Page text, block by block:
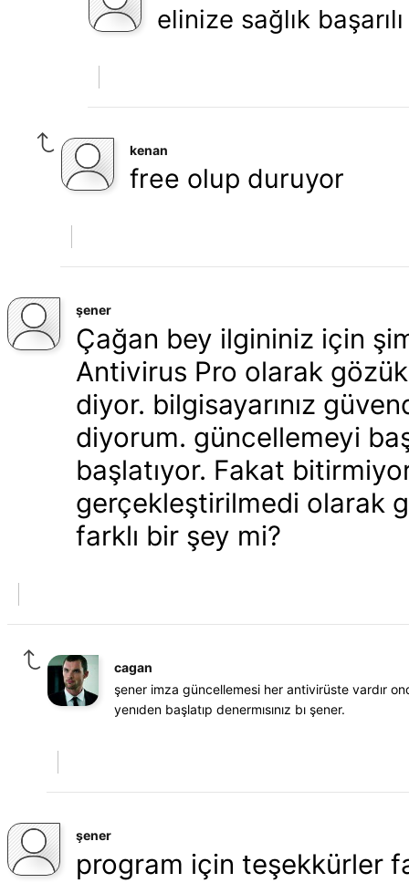
elinize sağlık başarılı
kenan
free olup duruyor
şener
Çağan bey ilgininiz için
Antivirus Pro olarak
diyor. bilgisayarınız
diyorum. güncellemeyi
başlatıyor. Fakat
gerçekleştirilmedi olarak
farklı bir şey mi?
cagan
şener imza güncellemesi her antivirüste vardır
yenıden başlatıp denermısınız bı şener.
şener
program için teşekkürler